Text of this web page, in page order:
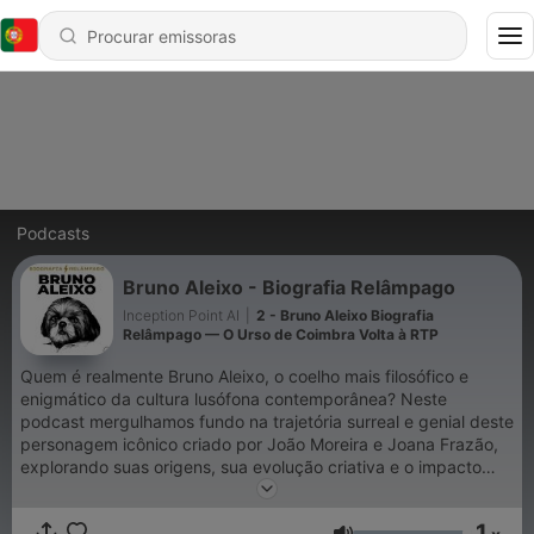
Podcasts
Bruno Aleixo - Biografia Relâmpago
Inception Point AI
2 - Bruno Aleixo Biografia
Relâmpago — O Urso de Coimbra Volta à RTP
Quem é realmente Bruno Aleixo, o coelho mais filosófico e
enigmático da cultura lusófona contemporânea? Neste
podcast mergulhamos fundo na trajetória surreal e genial deste
personagem icônico criado por João Moreira e Joana Frazão,
explorando suas origens, sua evolução criativa e o impacto
cultural que gerou ao longo dos anos. Através de uma